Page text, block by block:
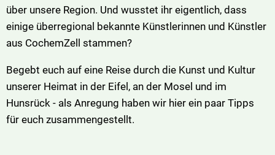
über unsere Region. Und wusstet ihr eigentlich, dass
einige überregional bekannte Künstlerinnen und Künstler
aus CochemZell stammen?
Begebt euch auf eine Reise durch die Kunst und Kultur
unserer Heimat in der Eifel, an der Mosel und im
Hunsrück - als Anregung haben wir hier ein paar Tipps
für euch zusammengestellt.